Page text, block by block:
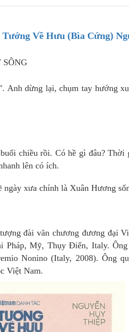
Về Hưu (Bìa Cứng)
SÔNG
Anh dừng lại, chụm tay hướng
chiều rồi. Có hề gì đâu? Thời
lên có ích.
xưa chính là Xuân Hương
đài văn chương đương đại
Pháp, Mỹ, Thụy Điển, Italy.
Nonino (Italy, 2008). Ông
Việt Nam.